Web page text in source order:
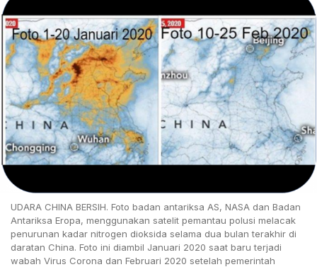
UDARA CHINA BERSIH. Foto badan antariksa AS, NASA dan Badan
Antariksa Eropa, menggunakan satelit pemantau polusi melacak
penurunan kadar nitrogen dioksida selama dua bulan terakhir di
daratan China. Foto ini diambil Januari 2020 saat baru terjadi
wabah Virus Corona dan Februari 2020 setelah pemerintah